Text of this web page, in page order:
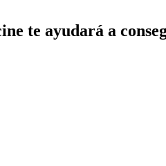
te ayudará a